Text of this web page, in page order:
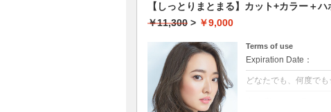
【しっとりまとまる】カット+カラー＋
￥11,300 > ￥9,000
Terms of use
Expiration Date：
どなたでも、何度で